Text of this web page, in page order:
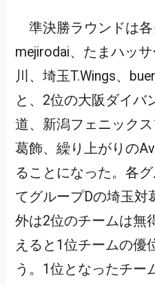
準決勝ラウンドは各
mejirodai、たまハッ
川、埼玉T.Wings、
と、2位の大阪ダイバ
道、新潟フェニック
葛飾、繰り上がりの
ることになった。各
てグループDの埼玉対
外は2位のチームは無
えると1位チームの優
う。1位となったチー